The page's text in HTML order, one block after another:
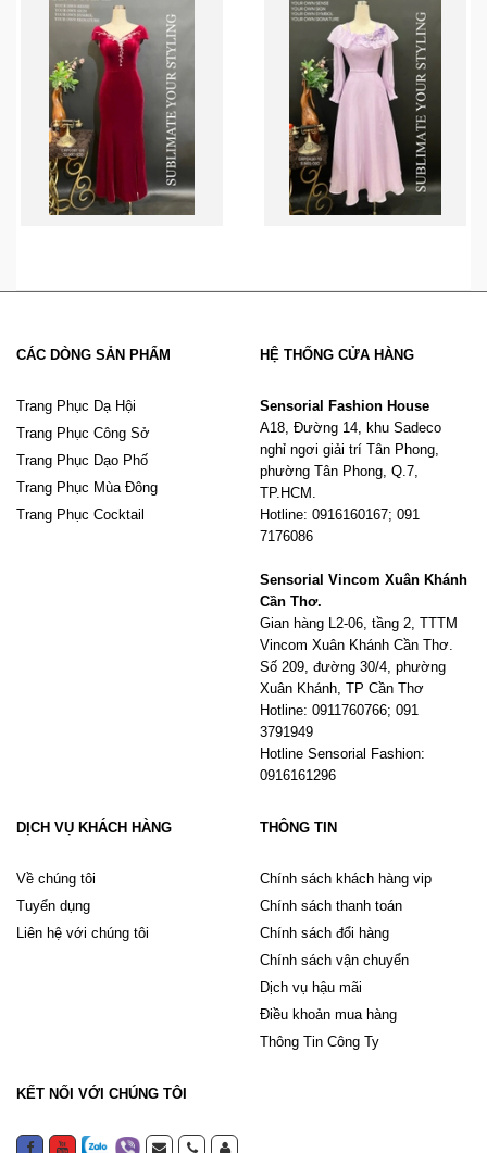
CÁC DÒNG SẢN PHẨM
Trang Phục Dạ Hội
Trang Phục Công Sở
Trang Phục Dạo Phố
Trang Phục Mùa Đông
Trang Phục Cocktail
HỆ THỐNG CỬA HÀNG
Sensorial Fashion House
A18, Đường 14, khu Sadeco
nghỉ ngơi giải trí Tân Phong,
phường Tân Phong, Q.7,
TP.HCM.
Hotline: 0916160167; 091
7176086
Sensorial Vincom Xuân Khánh
Cần Thơ.
Gian hàng L2-06, tầng 2, TTTM
Vincom Xuân Khánh Cần Thơ.
Số 209, đường 30/4, phường
Xuân Khánh, TP Cần Thơ
Hotline: 0911760766; 091
3791949
Hotline Sensorial Fashion:
0916161296
DỊCH VỤ KHÁCH HÀNG
Về chúng tôi
Tuyển dụng
Liên hệ với chúng tôi
THÔNG TIN
Chính sách khách hàng vip
Chính sách thanh toán
Chính sách đổi hàng
Chính sách vận chuyển
Dịch vụ hậu mãi
Điều khoản mua hàng
Thông Tin Công Ty
KẾT NỐI VỚI CHÚNG TÔI